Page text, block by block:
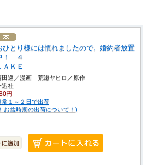
ひとり様には慣れましたので。婚約者放置
！ ４
ＡＫＥ
田巡／漫画 荒瀬ヤヒロ／原作
迅社
円
常１～２日で出荷
お盆時期の出荷について！)